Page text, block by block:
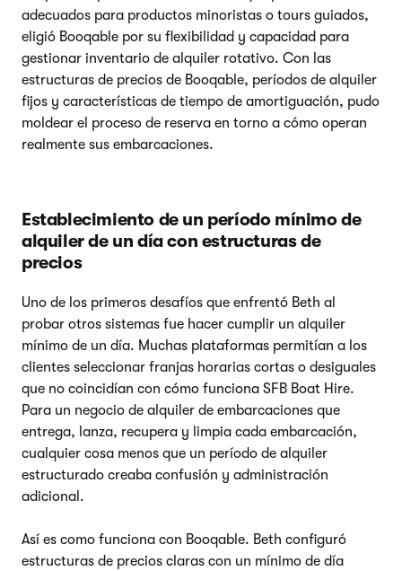
adecuados para productos minoristas o tours guiados,
eligió Booqable por su flexibilidad y capacidad para
gestionar inventario de alquiler rotativo. Con las
estructuras de precios de Booqable, períodos de alquiler
fijos y características de tiempo de amortiguación, pudo
moldear el proceso de reserva en torno a cómo operan
realmente sus embarcaciones.
Establecimiento de un período mínimo de
alquiler de un día con estructuras de
precios
Uno de los primeros desafíos que enfrentó Beth al
probar otros sistemas fue hacer cumplir un alquiler
mínimo de un día. Muchas plataformas permitían a los
clientes seleccionar franjas horarias cortas o desiguales
que no coincidían con cómo funciona SFB Boat Hire.
Para un negocio de alquiler de embarcaciones que
entrega, lanza, recupera y limpia cada embarcación,
cualquier cosa menos que un período de alquiler
estructurado creaba confusión y administración
adicional.
Así es como funciona con Booqable. Beth configuró
estructuras de precios claras con un mínimo de día